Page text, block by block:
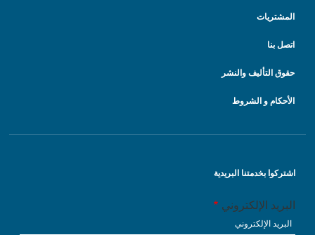
المشتريات
اتصل بنا
حقوق التأليف والنشر
الأحكام و الشروط
اشتركوا بخدمتنا البريدية
البريد الإلكتروني